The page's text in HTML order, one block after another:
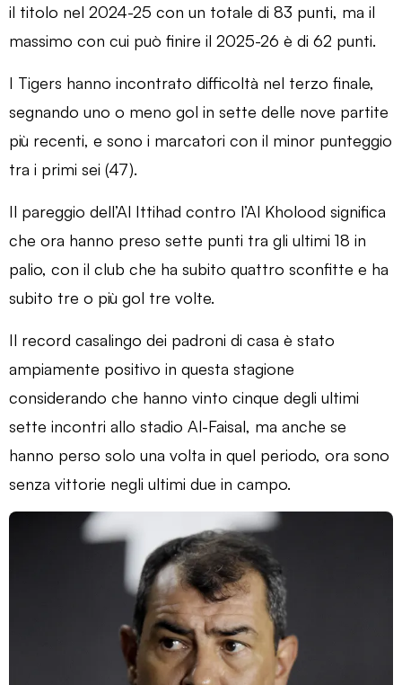
il titolo nel 2024-25 con un totale di 83 punti, ma il
massimo con cui può finire il 2025-26 è di 62 punti.
I Tigers hanno incontrato difficoltà nel terzo finale,
segnando uno o meno gol in sette delle nove partite
più recenti, e sono i marcatori con il minor punteggio
tra i primi sei (47).
Il pareggio dell’Al Ittihad contro l’Al Kholood significa
che ora hanno preso sette punti tra gli ultimi 18 in
palio, con il club che ha subito quattro sconfitte e ha
subito tre o più gol tre volte.
Il record casalingo dei padroni di casa è stato
ampiamente positivo in questa stagione
considerando che hanno vinto cinque degli ultimi
sette incontri allo stadio Al-Faisal, ma anche se
hanno perso solo una volta in quel periodo, ora sono
senza vittorie negli ultimi due in campo.